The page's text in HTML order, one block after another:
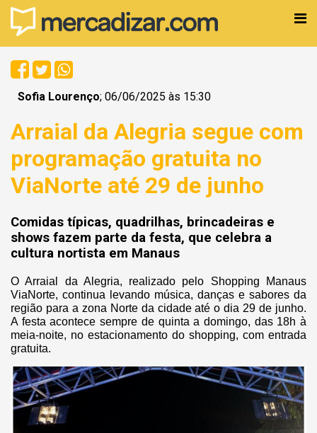
Sofia Lourenço; 06/06/2025 às 15:30
Arraial da Alegria segue com
programação gratuita no
ViaNorte até 29 de junho
Comidas típicas, quadrilhas, brincadeiras e
shows fazem parte da festa, que celebra a
cultura nortista em Manaus
O Arraial da Alegria, realizado pelo Shopping Manaus
ViaNorte, continua levando música, danças e sabores da
região para a zona Norte da cidade até o dia 29 de junho.
A festa acontece sempre de quinta a domingo, das 18h à
meia-noite, no estacionamento do shopping, com entrada
gratuita.